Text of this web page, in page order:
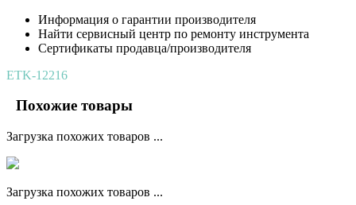
Информация о гарантии производителя
Найти сервисный центр по ремонту инструмента
Сертификаты продавца/производителя
ETK-12216
Похожие товары
Загрузка похожих товаров ...
Загрузка похожих товаров ...